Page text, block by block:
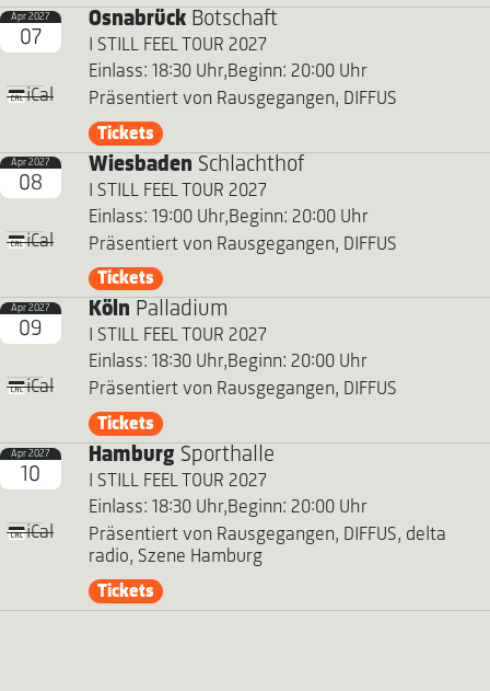
Apr 2027
07
iCal
OsnabrückBotschaft
I STILL FEEL TOUR 2027
Einlass: 18:30 Uhr,Beginn: 20:00 Uhr
Präsentiert von Rausgegangen, DIFFUS
Tickets
Apr 2027
08
iCal
Wiesbaden Schlachthof
I STILL FEEL TOUR 2027
Einlass: 19:00 Uhr,Beginn: 20:00 Uhr
Präsentiert von Rausgegangen, DIFFUS
Tickets
Apr 2027
09
iCal
Köln Palladium
I STILL FEEL TOUR 2027
Einlass: 18:30 Uhr,Beginn: 20:00 Uhr
Präsentiert von Rausgegangen, DIFFUS
Tickets
Apr 2027
10
iCal
Hamburg Sporthalle
I STILL FEEL TOUR 2027
Einlass: 18:30 Uhr,Beginn: 20:00 Uhr
Präsentiert von Rausgegangen, DIFFUS, delta
radio, Szene Hamburg
Tickets